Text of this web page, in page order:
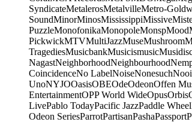
SyndicateMetalerosMetalvilleMetro-
SoundMinorMinosMississippiMissive
PuzzleMonofonikaMonopoleMonspMood
PickwickMTVMultiJazzMuseMushroom
TragediesMusicbankMusicismusic
NagastNeighborhoodNeighbourhood
CoincidenceNo LabelNoiseNonesuch
UnoNYJOOasisOBEOdeOdeonOffen
EntertainmentOPP World WideOpusOrbis
LivePablo TodayPacific JazzPaddle Wheel
Odeon SeriesParrotPartisanPashaPassport